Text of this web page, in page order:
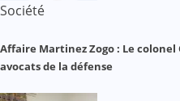
Société
Affaire Martinez Zogo : Le
avocats de la défense